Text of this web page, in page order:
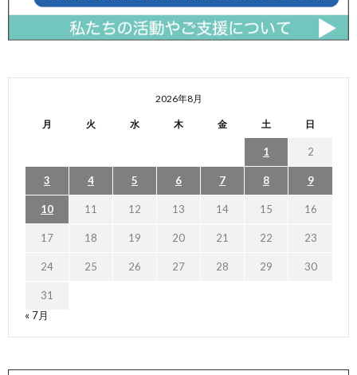
2026年8月
月 火 水 木 金 土 日
1 2
3 4 5 6 7 8 9
10 11 12 13 14 15 16
17 18 19 20 21 22 23
24 25 26 27 28 29 30
31
« 7月